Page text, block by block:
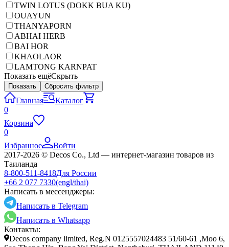
TWIN LOTUS (DOKK BUA KU)
OUAYUN
THANYAPORN
ABHAI HERB
BAI HOR
KHAOLAOR
LAMTONG KARNPAT
Показать ещёСкрыть
Показать Сбросить фильтр
Главная
Каталог
0
Корзина
0
Избранное
Войти
2017-2026 © Decos Co., Ltd — интернет-магазин товаров из
Таиланда
8-800-511-8418Для России
+66 2 077 7330(engl/thai)
Написать в мессенджеры:
Написать в Telegram
Написать в Whatsapp
Контакты:
Decos company limited, Reg.N 0125557024483 51/60-61 ,Moo 6,